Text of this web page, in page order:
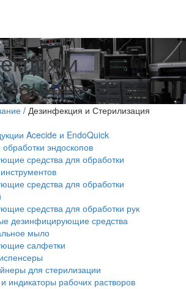
и
/ Дезинфекция и Стерилизация
Acecide и EndoQuick
эндоскопов
средства для обработки
средства для обработки
средства для обработки рук
дезинфицирующие средства
мыло
салфетки
для стерилизации
индикаторы рабочих растворов